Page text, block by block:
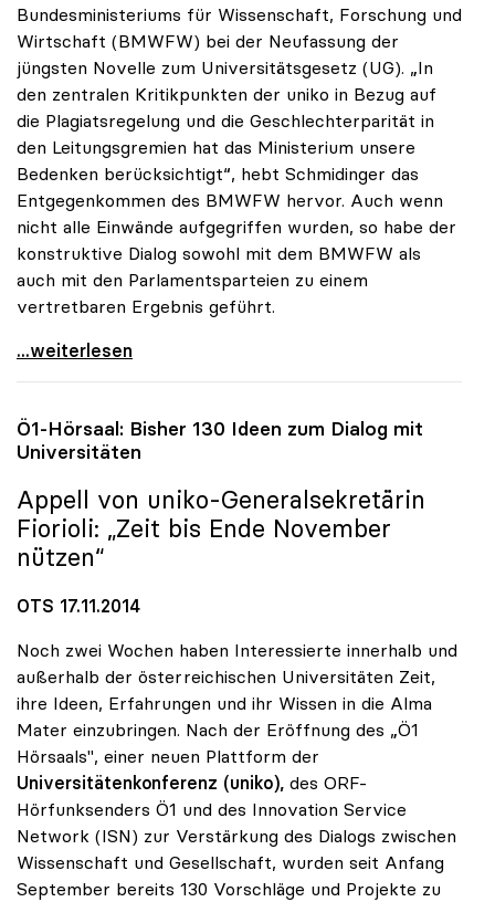
Bundesministeriums für Wissenschaft, Forschung und
Wirtschaft (BMWFW) bei der Neufassung der
jüngsten Novelle zum Universitätsgesetz (UG). „In
den zentralen Kritikpunkten der uniko in Bezug auf
die Plagiatsregelung und die Geschlechterparität in
den Leitungsgremien hat das Ministerium unsere
Bedenken berücksichtigt“, hebt Schmidinger das
Entgegenkommen des BMWFW hervor. Auch wenn
nicht alle Einwände aufgegriffen wurden, so habe der
konstruktive Dialog sowohl mit dem BMWFW als
auch mit den Parlamentsparteien zu einem
vertretbaren Ergebnis geführt.
UG-Novelle: uniko begrüsst konstruktive Haltung
...weiterlesen
Ö1-Hörsaal: Bisher 130 Ideen zum Dialog mit
Universitäten
Appell von uniko-Generalsekretärin
Fiorioli: „Zeit bis Ende November
nützen“
OTS 17.11.2014
Noch zwei Wochen haben Interessierte innerhalb und
außerhalb der österreichischen Universitäten Zeit,
ihre Ideen, Erfahrungen und ihr Wissen in die Alma
Mater einzubringen. Nach der Eröffnung des „Ö1
Hörsaals", einer neuen Plattform der
Universitätenkonferenz (uniko), des ORF-
Hörfunksenders Ö1 und des Innovation Service
Network (ISN) zur Verstärkung des Dialogs zwischen
Wissenschaft und Gesellschaft, wurden seit Anfang
September bereits 130 Vorschläge und Projekte zu